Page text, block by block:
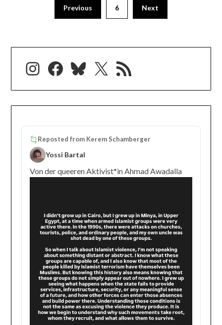
Previous 6 Next
Instagram
Facebook
Bluesky
X RSS-Feed
Reposted from Kerem Schamberger
Yossi Bartal
Von der queeren Aktivist*in Ahmad Awadalla